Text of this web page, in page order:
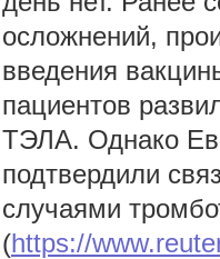
осложнений,
введения
пациентов
ТЭЛА. Однако
подтвердили
случаями
(https://